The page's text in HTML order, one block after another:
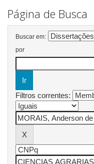
Página de Busca
Buscar em:
por
Filtros correntes: